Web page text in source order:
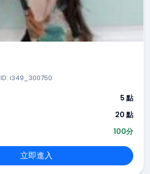
ID: i349_300750
5 點
20 點
100分
立即進入